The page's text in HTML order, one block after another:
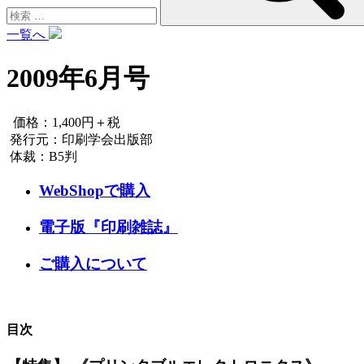
一覧へ
2009年6月号
価格：1,400円＋税
発行元：印刷学会出版部
体裁：B5判
WebShopで購入
電子版『印刷雑誌』
ご購入について
目次